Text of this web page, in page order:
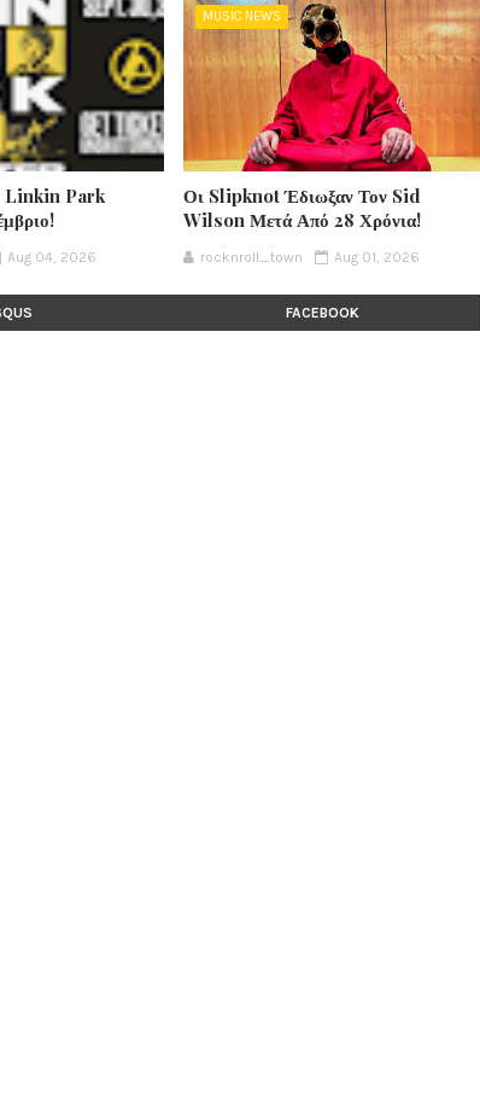
Linkin Park
Aug 04, 2026
MUSIC NEWS
Οι Slipknot Έδιωξαν Τον Sid
Wilson Μετά Από 28 Χρόνια!
rocknroll_town Aug 01, 2026
FACEBOOK